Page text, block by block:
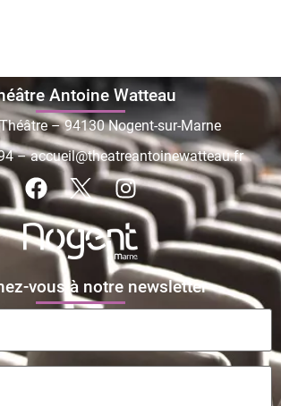
Antoine Watteau
– 94130 Nogent-sur-Marne
–accueil@theatreantoinewatteau.fr
vous à notre newsletter